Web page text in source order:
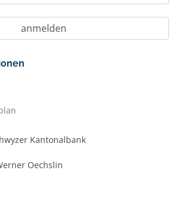
Kantonalbank
Oechslin